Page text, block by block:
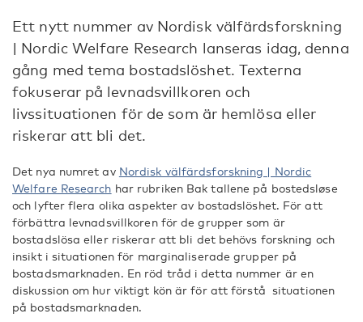
Ett nytt nummer av Nordisk välfärdsforskning
| Nordic Welfare Research lanseras idag, denna
gång med tema bostadslöshet. Texterna
fokuserar på levnadsvillkoren och
livssituationen för de som är hemlösa eller
riskerar att bli det.
Det nya numret av Nordisk välfärdsforskning | Nordic
Welfare Research har rubriken Bak tallene på bostedsløse
och lyfter flera olika aspekter av bostadslöshet. För att
förbättra levnadsvillkoren för de grupper som är
bostadslösa eller riskerar att bli det behövs forskning och
insikt i situationen för marginaliserade grupper på
bostadsmarknaden. En röd tråd i detta nummer är en
diskussion om hur viktigt kön är för att förstå situationen
på bostadsmarknaden.